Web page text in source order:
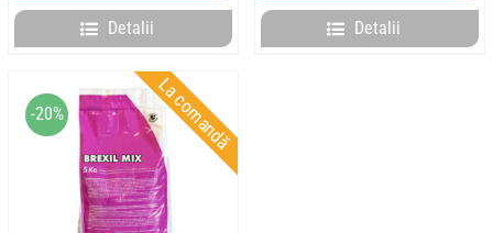
Detalii Detalii
-20% La comandă